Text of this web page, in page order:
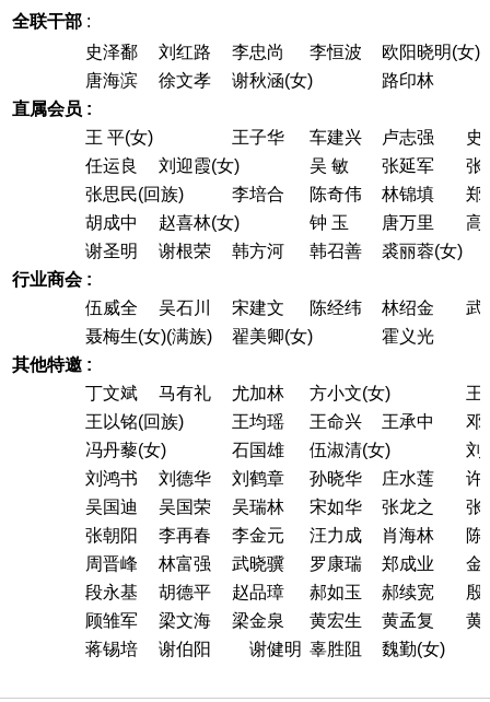
全联干部:
史泽鄱
刘红路 李忠尚 李恒波
欧阳晓明(女)
唐海滨
徐文孝 谢秋涵(女)
路印林
直属会员 :
王 平(女)
王子华 车建兴 卢志强
史
任运良
刘迎霞(女) 吴 敏 张延军
张
张思民(回族)
李培合 陈奇伟 林锦填
郑
胡成中
赵喜林(女) 钟 玉 唐万里
高
谢圣明
谢根荣 韩方河 韩召善
裘丽蓉(女)
行业商会 :
伍威全
吴石川 宋建文 陈经纬 林绍金
武
聂梅生(女)(满族)
翟美卿(女)
霍义光
其他特邀 :
丁文斌
马有礼 尤加林 方小文(女)
王
王以铭(回族)
王均瑶 王命兴 王承中
邓
冯丹藜(女)
石国雄 伍淑清(女)
刘
刘鸿书
刘德华 刘鹤章 孙晓华 庄水莲
许
吴国迪
吴国荣 吴瑞林 宋如华 张龙之
张
张朝阳
李再春 李金元 汪力成 肖海林
陈
周晋峰
林富强 武晓骥 罗康瑞 郑成业
金
段永基
胡德平 赵品璋 郝如玉 郝续宽
殷
顾雏军
梁文海 梁金泉 黄宏生 黄孟复
黄
蒋锡培
谢伯阳 谢健明 辜胜阻 魏勤(女)